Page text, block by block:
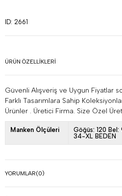
ID: 2661
ÜRÜN ÖZELLIKLERI
Güvenli Alışveriş ve Uygun Fiyatlar
Farklı Tasarımlara Sahip
Ürünler . Üretici Firma. Size Özel
Manken Ölçüleri
Göğüs: 120
34-XL BEDEN
YORUMLAR(0)